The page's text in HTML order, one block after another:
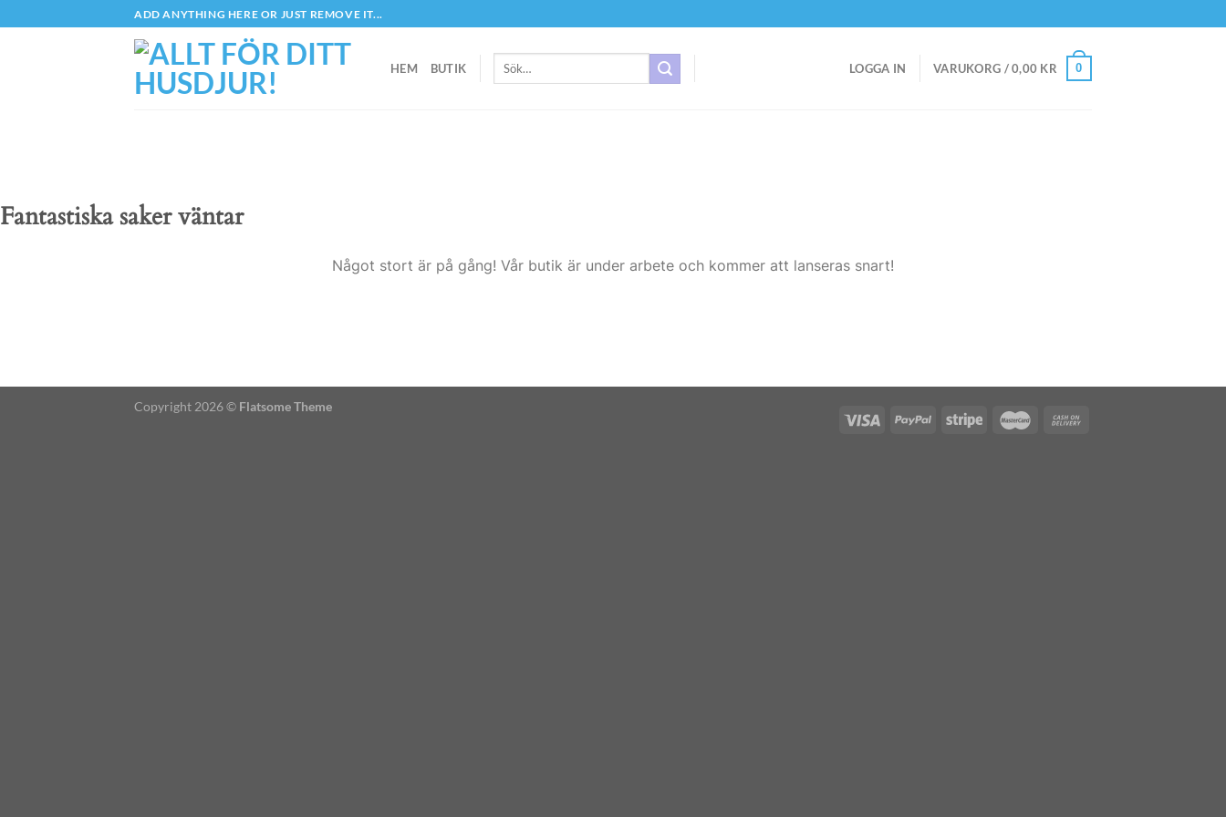
to
ADD ANYTHING HERE OR JUST REMOVE IT...
HEM BUTIK
Sök
LOGGA IN VARUKORG /0,00 KR 0
Fantastiska saker väntar
Något stort är på gång! Vår butik är under arbete och kommer att lanseras snart!
Copyright 2026 © Flatsome Theme